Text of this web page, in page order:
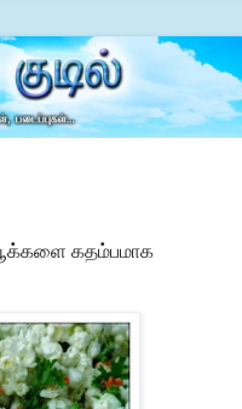
கதம்பமாக